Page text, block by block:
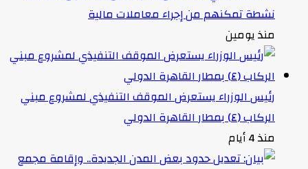
نشطة تمكنهم من إجراء معاملات مالية
منذ يومين
رئيس الوزراء يستعرض الموقف التنفيذي لمشروع مبني
الركاب (٤) بمطار القاهرة الدولي
منذ 4 أيام